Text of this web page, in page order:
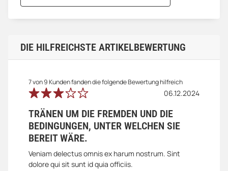
DIE HILFREICHSTE ARTIKELBEWERTUNG
7 von 9 Kunden fanden die folgende Bewertung hilfreich
06.12.2024
TRÄNEN UM DIE FREMDEN UND DIE
BEDINGUNGEN, UNTER WELCHEN SIE
BEREIT WÄRE.
Veniam delectus omnis ex harum nostrum. Sint
dolore qui sit sunt id quia officiis.